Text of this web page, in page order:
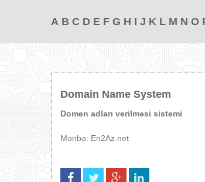
A B C D E F G H I J K L M N O
Domain Name System
Domen adları verilməsi sistemi
Mənbə: En2Az.net